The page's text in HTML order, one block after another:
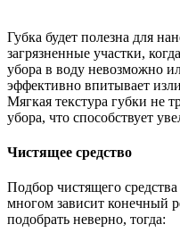
Губка будет полезна для
загрязненные участки,
убора в воду невозможно
эффективно впитывает
Мягкая текстура губки не
убора, что способствует
Чистящее средство
Подбор чистящего
многом зависит конечный
подобрать неверно, тогда: